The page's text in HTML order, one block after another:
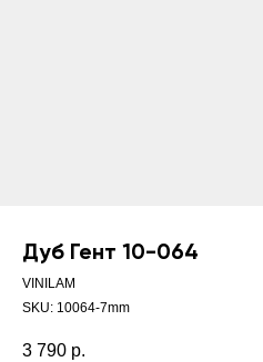
Дуб Гент 10-064
VINILAM
SKU: 10064-7mm
3 790 р.